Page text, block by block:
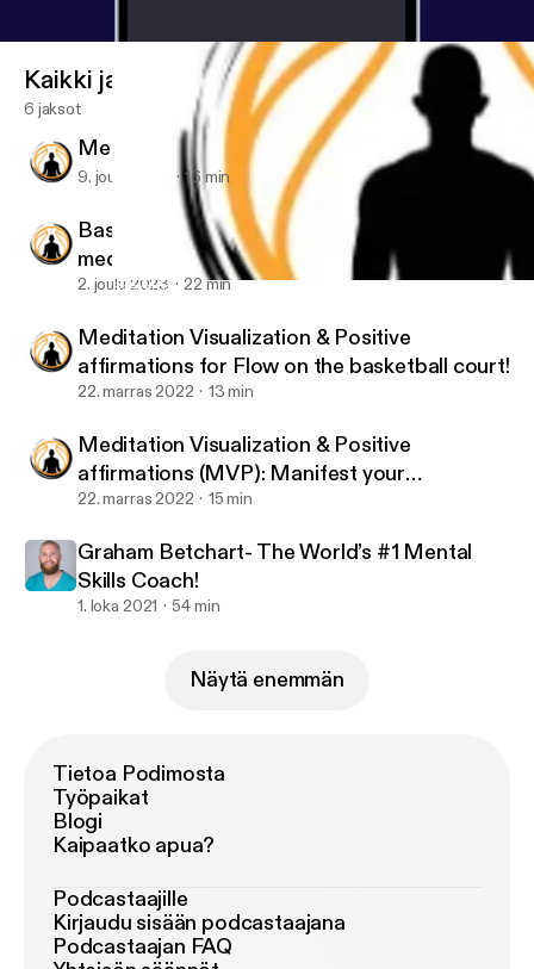
Basketball Pre Game Elite Mental Training- meditation and
Kaikki jaksot
6 jaksot
Meditation: Faith and Joy in Everything
9. joulu 2023 16 min
Basketball Pre Game Elite Mental Training-
meditation and visualization for confidence &
motivation
2. joulu 2023 22 min
Meditation Visualization & Positive
affirmations for Flow on the basketball court!
22. marras 2022 13 min
Meditation Visualization & Positive
affirmations (MVP): Manifest your
Basketball Goals
22. marras 2022 15 min
Graham Betchart- The World’s #1 Mental
Skills Coach!
1. loka 2021 54 min
Näytä enemmän
Tietoa Podimosta
Työpaikat
Blogi
Kaipaatko apua?
Podcastaajille
Kirjaudu sisään podcastaajana
Podcastaajan FAQ